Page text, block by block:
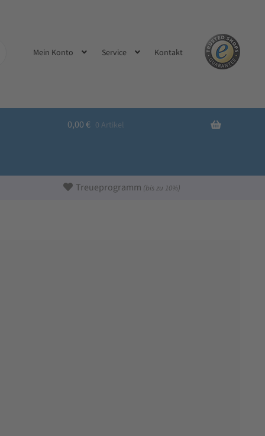
Mein Konto Service Kontakt
0,00 € 0 Artikel
Treueprogramm (bis zu 10%)